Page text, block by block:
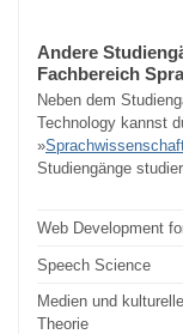
Andere
Fachbereich
Neben dem
Technology kannst
»
Studiengänge
Web Development
Speech Science
Medien und
Theorie